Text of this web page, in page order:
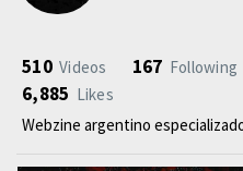
510 Videos 167 Following
6,885 Likes
Webzine argentino